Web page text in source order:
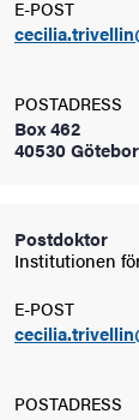
E-POST
POSTADRESS
Box 462
40530
Postdoktor
Institutionen
E-POST
POSTADRESS